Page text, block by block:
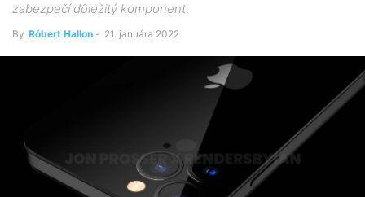
zabezpečí dôležitý komponent.
By Róbert Hallon - 21. januára 2022